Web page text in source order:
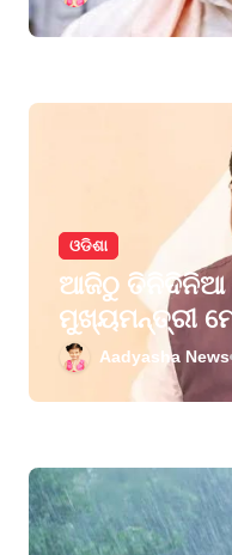
ଓଡିଶା
ଆଜିଠୁ ତିନିଦିନିଆ
ମୁଖ୍ୟମନ୍ତ୍ରୀ
Aadyasha News